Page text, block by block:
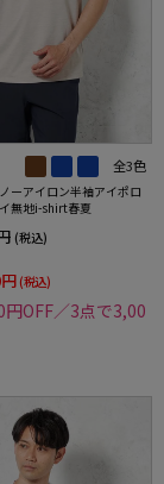
全3色
ーアイロン半袖アイポロ
無地i-shirt春夏
(税込)
(税込)
OFF／3点で3,00